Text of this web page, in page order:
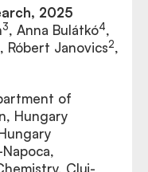
2025
3, Anna Bulátkó4,
, Róbert Janovics2,
of
Hungary